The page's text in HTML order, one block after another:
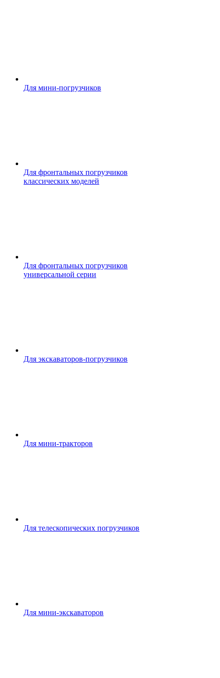
Для мини-погрузчиков
Для фронтальных погрузчиков
классических моделей
Для фронтальных погрузчиков
универсальной серии
Для экскаваторов-погрузчиков
Для мини-тракторов
Для телескопических погрузчиков
Для мини-экскаваторов